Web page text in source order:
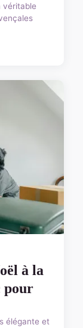
véritable
à la
pour
élégante et